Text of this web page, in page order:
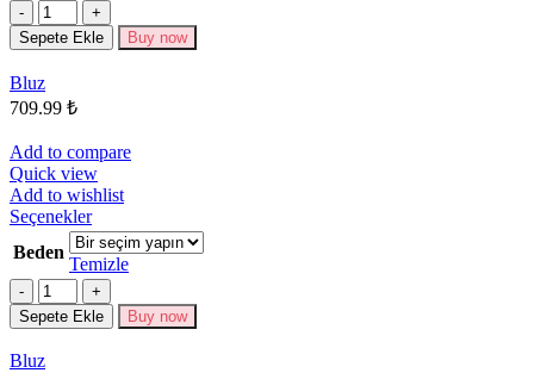
varyasyonu
var.
Miktar
Sepete Ekle Buy now
Bluz
709.99 ₺
Add to compare
Quick view
Add to wishlist
SeçeneklerBu
ürünün
birden
fazla
varyasyonu
var.
Beden
Temizle
Miktar
Sepete Ekle Buy now
Bluz